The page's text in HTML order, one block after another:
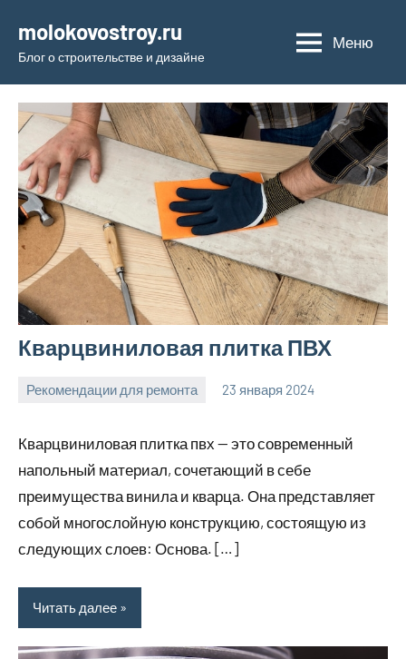
содержимому
molokovostroy.ru
Блог о строительстве и дизайне
Меню
Кварцвиниловая плитка ПВХ
Рекомендации для ремонта 23 января 2024
Кварцвиниловая плитка пвх — это современный
напольный материал, сочетающий в себе
преимущества винила и кварца. Она представляет
собой многослойную конструкцию, состоящую из
следующих слоев: Основа. […]
Читать далее